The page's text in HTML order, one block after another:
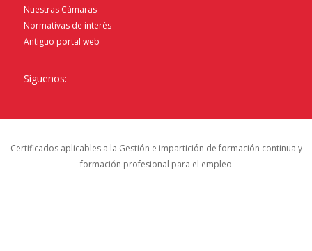
Nuestras Cámaras
Normativas de interés
Antiguo portal web
Síguenos:
Certificados aplicables a la Gestión e impartición de formación continua y
formación profesional para el empleo